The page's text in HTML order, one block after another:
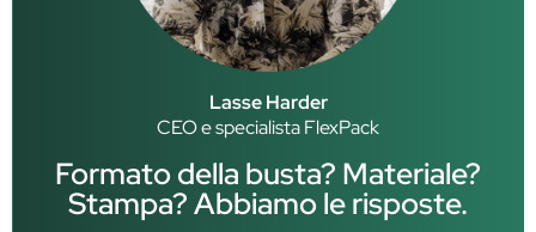
Lasse Harder
CEO e specialista FlexPack
Formato della busta? Materiale?
Stampa? Abbiamo le risposte.